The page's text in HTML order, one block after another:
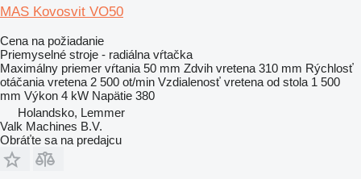
MAS Kovosvit VO50
Cena na požiadanie
Priemyselné stroje - radiálna vŕtačka
Maximálny priemer vŕtania 50 mm Zdvih vretena 310 mm Rýchlosť
otáčania vretena 2 500 ot/min Vzdialenosť vretena od stola 1 500
mm Výkon 4 kW Napätie 380
Holandsko, Lemmer
Valk Machines B.V.
Obráťte sa na predajcu